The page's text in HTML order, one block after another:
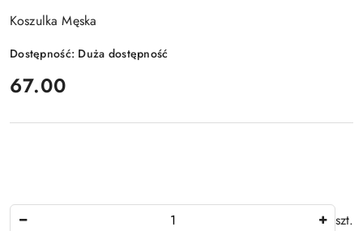
Koszulka Męska
Dostępność: Duża dostępność
cena:
67.00
szt.